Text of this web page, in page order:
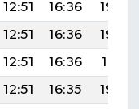
12:51 16:36
19:43
12:51 16:36
19:42
12:51 16:36
19:41
12:51 16:35
19:40